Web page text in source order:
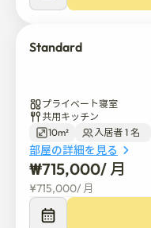
Standard
プライベート寝室
共用キッチン
10m²
入居者 1 名
部屋の詳細を見る
₩715,000/ 月
¥715,000/ 月